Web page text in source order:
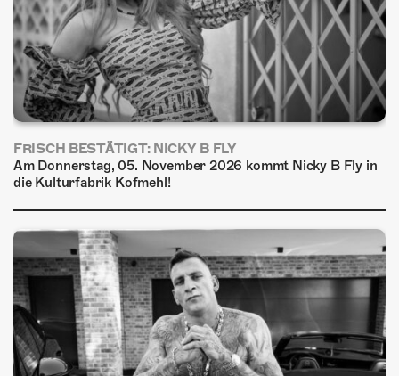
FRISCH BESTÄTIGT: NICKY B FLY
Am Donnerstag, 05. November 2026 kommt Nicky B Fly in
die Kulturfabrik Kofmehl!